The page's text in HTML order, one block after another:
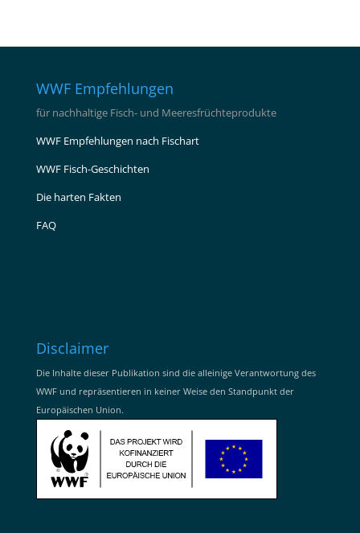
WWF Empfehlungen
für nachhaltige Fisch- und Meeresfrüchteprodukte
WWF Empfehlungen nach Fischart
WWF Fisch-Geschichten
Die harten Fakten
FAQ
Disclaimer
Die Inhalte dieser Publikation sind die alleinige Verantwortung des
WWF und repräsentieren in keiner Weise den Standpunkt der
Europäischen Union.